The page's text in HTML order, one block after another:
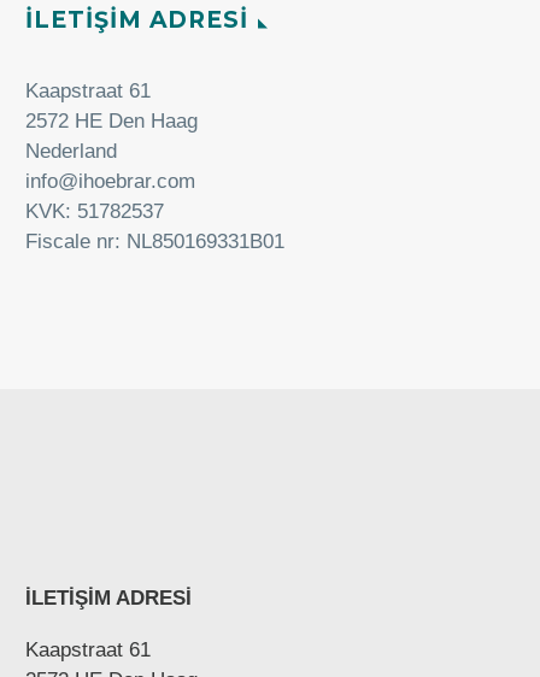
İLETİŞİM ADRESİ
Kaapstraat 61
2572 HE Den Haag
Nederland
info@ihoebrar.com
KVK: 51782537
Fiscale nr: NL850169331B01
İLETİŞİM ADRESİ
Kaapstraat 61